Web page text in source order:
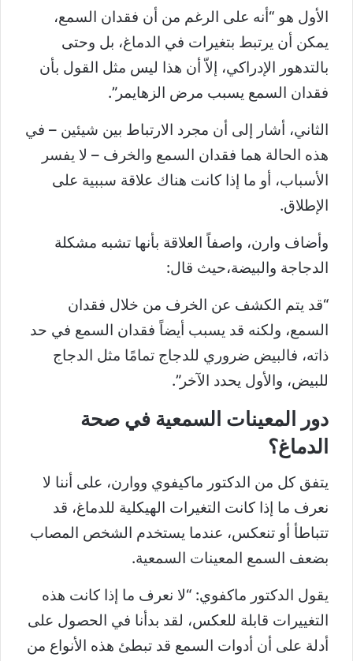
الأول هو “أنه على الرغم من أن فقدان السمع،
يمكن أن يرتبط بتغيرات في الدماغ، بل وحتى
بالتدهور الإدراكي، إلاّ أن هذا ليس مثل القول بأن
فقدان السمع يسبب مرض الزهايمر”.
الثاني، أشار إلى أن مجرد الارتباط بين شيئين – في
هذه الحالة هما فقدان السمع والخرف – لا يفسر
الأسباب، أو ما إذا كانت هناك علاقة سببية على
الإطلاق.
وأضاف وارن، واصفاً العلاقة بأنها تشبه مشكلة
الدجاجة والبيضة،حيث قال:
“قد يتم الكشف عن الخرف من خلال فقدان
السمع، ولكنه قد يسبب أيضاً فقدان السمع في حد
ذاته، فالبيض ضروري للدجاج تمامًا مثل الدجاج
للبيض، والأول يحدد الآخر”.
دور المعينات السمعية في صحة
الدماغ؟
يتفق كل من الدكتور ماكيفوي ووارن، على أننا لا
نعرف ما إذا كانت التغيرات الهيكلية للدماغ، قد
تتباطأ أو تنعكس، عندما يستخدم الشخص المصاب
بضعف السمع المعينات السمعية.
يقول الدكتور ماكفوي: “لا نعرف ما إذا كانت هذه
التغييرات قابلة للعكس، لقد بدأنا في الحصول على
أدلة على أن أدوات السمع قد تبطئ هذه الأنواع من